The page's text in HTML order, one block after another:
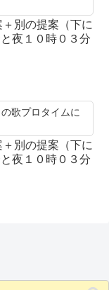
別の提案（下に
夜１０時０３分
歌プロタイムに
別の提案（下に
夜１０時０３分